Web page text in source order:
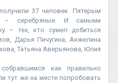
37 человек. Пятерым
– серебряные. И самыми
– тех, кто сумел добиться
Дарья Пичугина, Анжелина
Татьяна Аверьянова, Юлия
как правильно
тут же на месте попробовать